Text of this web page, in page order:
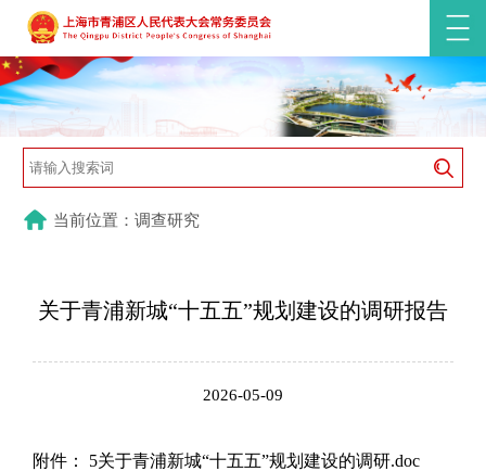
当前位置：调查研究
关于青浦新城“十五五”规划建设的调研报告
2026-05-09
附件： 5关于青浦新城“十五五”规划建设的调研.doc